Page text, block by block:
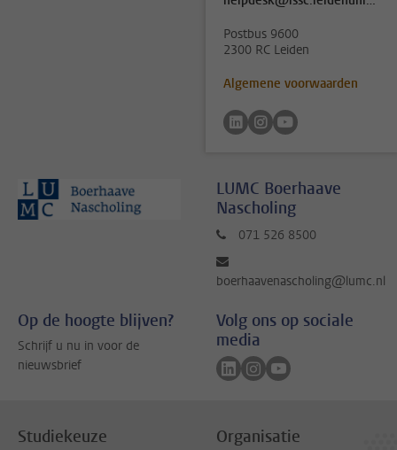
Postbus 9600
2300 RC Leiden
Algemene voorwaarden
Volg ons op linkedin
Volg ons op instagram
Volg ons op
LUMC Boerhaave
Nascholing
071 526 8500
boerhaavenascholing@lumc.nl
Op de hoogte blijven?
Schrijf u nu in voor de
nieuwsbrief
Volg ons op sociale
media
Volg ons op linkedin
Volg ons op instagram
Volg ons op
Studiekeuze Organisatie